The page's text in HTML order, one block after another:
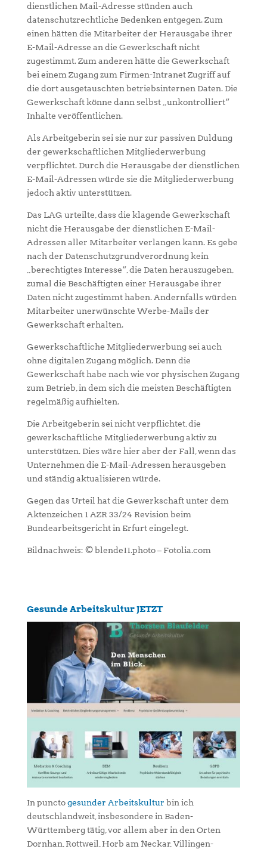
dienstlichen Mail-Adresse stünden auch
datenschutzrechtliche Bedenken entgegen. Zum
einen hätten die Mitarbeiter der Herausgabe ihrer
E-Mail-Adresse an die Gewerkschaft nicht
zugestimmt. Zum anderen hätte die Gewerkschaft
bei einem Zugang zum Firmen-Intranet Zugriff auf
die dort ausgetauschten betriebsinternen Daten. Die
Gewerkschaft könne dann selbst „unkontrolliert“
Inhalte veröffentlichen.
Als Arbeitgeberin sei sie nur zur passiven Duldung
der gewerkschaftlichen Mitgliederwerbung
verpflichtet. Durch die Herausgabe der dienstlichen
E-Mail-Adressen würde sie die Mitgliederwerbung
jedoch aktiv unterstützen.
Das LAG urteilte, dass die klagende Gewerkschaft
nicht die Herausgabe der dienstlichen E-Mail-
Adressen aller Mitarbeiter verlangen kann. Es gebe
nach der Datenschutzgrundverordnung kein
„berechtigtes Interesse“, die Daten herauszugeben,
zumal die Beschäftigten einer Herausgabe ihrer
Daten nicht zugestimmt haben. Andernfalls würden
Mitarbeiter unerwünschte Werbe-Mails der
Gewerkschaft erhalten.
Gewerkschaftliche Mitgliederwerbung sei auch
ohne digitalen Zugang möglich. Denn die
Gewerkschaft habe nach wie vor physischen Zugang
zum Betrieb, in dem sich die meisten Beschäftigten
regelmäßig aufhielten.
Die Arbeitgeberin sei nicht verpflichtet, die
gewerkschaftliche Mitgliederwerbung aktiv zu
unterstützen. Dies wäre hier aber der Fall, wenn das
Unternehmen die E-Mail-Adressen herausgeben
und ständig aktualisieren würde.
Gegen das Urteil hat die Gewerkschaft unter dem
Aktenzeichen 1 AZR 33/24 Revision beim
Bundearbeitsgericht in Erfurt eingelegt.
Bildnachweis: © blende11.photo – Fotolia.com
Gesunde Arbeitskultur JETZT
In punctogesunder Arbeitskultur bin ich
deutschlandweit, insbesondere in Baden-
Württemberg tätig, vor allem aber in den Orten
Dornhan, Rottweil, Horb am Neckar, Villingen-